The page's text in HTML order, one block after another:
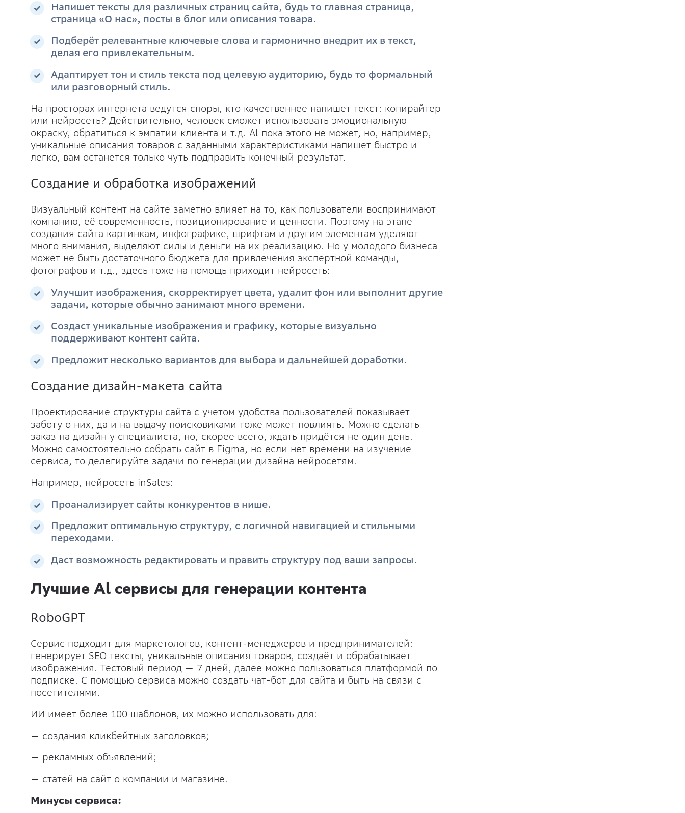
Напишет тексты для различных страниц сайта, будь то главная страница,
страница «О нас», посты в блог или описания товара.
Подберёт релевантные ключевые слова и гармонично внедрит их в текст,
делая его привлекательным.
Адаптирует тон и стиль текста под целевую аудиторию, будь то формальный
или разговорный стиль.
На просторах интернета ведутся споры, кто качественнее напишет текст: копирайтер
или нейросеть? Действительно, человек сможет использовать эмоциональную
окраску, обратиться к эмпатии клиента и т.д. Al пока этого не может, но, например,
уникальные описания товаров с заданными характеристиками напишет быстро и
легко, вам останется только чуть подправить конечный результат.
Создание и обработка изображений
Визуальный контент на сайте заметно влияет на то, как пользователи воспринимают
компанию, её современность, позиционирование и ценности. Поэтому на этапе
создания сайта картинкам, инфографике, шрифтам и другим элементам уделяют
много внимания, выделяют силы и деньги на их реализацию. Но у молодого бизнеса
может не быть достаточного бюджета для привлечения экспертной команды,
фотографов и т.д., здесь тоже на помощь приходит нейросеть:
Улучшит изображения, скорректирует цвета, удалит фон или выполнит другие
задачи, которые обычно занимают много времени.
Создаст уникальные изображения и графику, которые визуально
поддерживают контент сайта.
Предложит несколько вариантов для выбора и дальнейшей доработки.
Создание дизайн-макета сайта
Проектирование структуры сайта с учетом удобства пользователей показывает
заботу о них, да и на выдачу поисковиками тоже может повлиять. Можно сделать
заказ на дизайн у специалиста, но, скорее всего, ждать придётся не один день.
Можно самостоятельно собрать сайт в Figma, но если нет времени на изучение
сервиса, то делегируйте задачи по генерации дизайна нейросетям.
Например, нейросеть inSales:
Проанализирует сайты конкурентов в нише.
Предложит оптимальную структуру, с логичной навигацией и стильными
переходами.
Даст возможность редактировать и править структуру под ваши запросы.
Лучшие Al сервисы для генерации контента
RoboGPT
Сервис подходит для маркетологов, контент-менеджеров и предпринимателей:
генерирует SEO тексты, уникальные описания товаров, создаёт и обрабатывает
изображения. Тестовый период — 7 дней, далее можно пользоваться платформой по
подписке. С помощью сервиса можно создать чат-бот для сайта и быть на связи с
посетителями.
ИИ имеет более 100 шаблонов, их можно использовать для:
— создания кликбейтных заголовков;
— рекламных объявлений;
— статей на сайт о компании и магазине.
Минусы сервиса: